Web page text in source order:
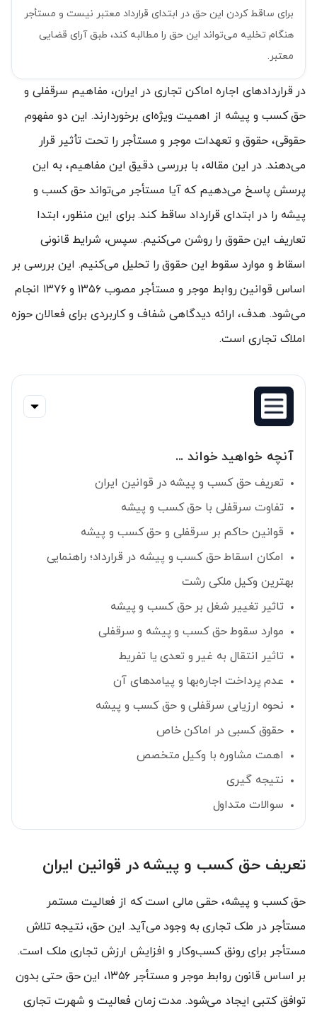
برای ساقط کردن این حق در ابتدای قرارداد معتبر نیست و مستأجر
هنگام تخلیه می‌تواند این حق را مطالبه کند، طبق آرای قضایی
معتبر.
در قراردادهای اجاره اماکن تجاری در ایران، مفاهیم سرقفلی و
حق کسب و پیشه از اهمیت ویژه‌ای برخوردارند. این دو مفهوم
حقوقی، حقوق و تعهدات موجر و مستأجر را تحت تأثیر قرار
می‌دهند. در این مقاله، با بررسی دقیق این مفاهیم، به این
پرسش پاسخ می‌دهیم که آیا مستأجر می‌تواند حق کسب و
پیشه را در ابتدای قرارداد ساقط کند. برای این منظور، ابتدا
تعاریف این حقوق را روشن می‌کنیم. سپس، شرایط قانونی
اسقاط و موارد سقوط این حقوق را تحلیل می‌کنیم. این بررسی بر
اساس قوانین روابط موجر و مستأجر مصوب ۱۳۵۶ و ۱۳۷۶ انجام
می‌شود. هدف، ارائه دیدگاهی شفاف و کاربردی برای فعالان حوزه
املاک تجاری است.
آنچه خواهید خواند ...
تعریف حق کسب و پیشه در قوانین ایران
تفاوت سرقفلی با حق کسب و پیشه
قوانین حاکم بر سرقفلی و حق کسب و پیشه
امکان اسقاط حق کسب و پیشه در قرارداد؛ راهنمایی
بهترین وکیل ملکی رشت
تاثیر تغییر شغل بر حق کسب و پیشه
موارد سقوط حق کسب و پیشه و سرقفلی
تاثیر انتقال به غیر و تعدی یا تفریط
عدم پرداخت اجاره‌بها و پیامدهای آن
نحوه ارزیابی سرقفلی و حق کسب و پیشه
حقوق کسبی در اماکن خاص
اهمت مشاوره با وکیل متخصص
نتیجه گیری
سوالات متداول
تعریف حق کسب و پیشه در قوانین ایران
حق کسب و پیشه، حقی مالی است که از فعالیت مستمر
مستأجر در ملک تجاری به وجود می‌آید. این حق، نتیجه تلاش
مستأجر برای رونق کسب‌وکار و افزایش ارزش تجاری ملک است.
بر اساس قانون روابط موجر و مستأجر ۱۳۵۶، این حق حتی بدون
توافق کتبی ایجاد می‌شود. مدت زمان فعالیت و شهرت تجاری